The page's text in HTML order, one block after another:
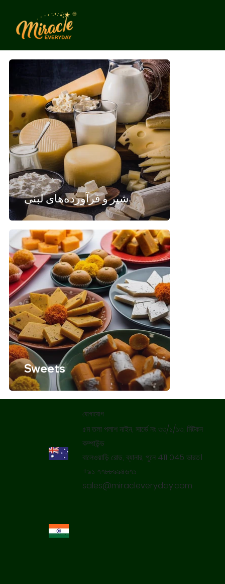
شیر و فرآورده‌های لبنی
Sweets
যোগাযোগ
৫ম তলা পলাশ নাইন, সার্ভে নং ৩৩/১/১৩, মিটকন
কম্পাউন্ড
বালেওয়াড়ি রোড, ব্যানার, পুনে 411 045 ভারত।
+৯১ ৭৭৮৮৯৯৪৬৭১
sales@miracleveryday.com